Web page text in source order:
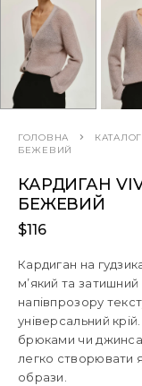
ГОЛОВНА КАТАЛОГ
БЕЖЕВИЙ
КАРДИГАН
БЕЖЕВИЙ
$116
Кардиган на
м’який та
напівпрозору
універсальний
брюками чи
легко створювати
образи.